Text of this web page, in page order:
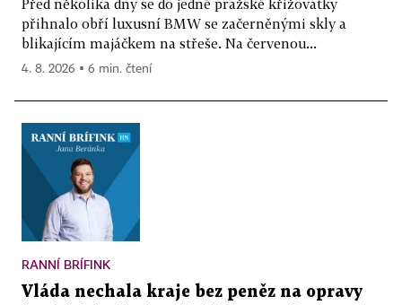
Před několika dny se do jedné pražské křižovatky
přihnalo obří luxusní BMW se začerněnými skly a
blikajícím majáčkem na střeše. Na červenou...
4. 8. 2026 ▪ 6 min. čtení
RANNÍ BRÍFINK
Vláda nechala kraje bez peněz na opravy